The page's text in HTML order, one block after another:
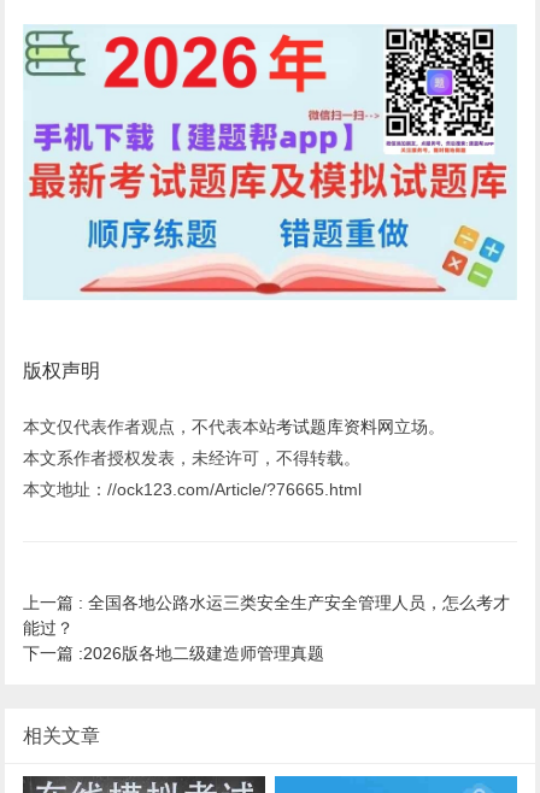
版权声明
本文仅代表作者观点，不代表本站考试题库资料网立场。
本文系作者授权发表，未经许可，不得转载。
本文地址：//ock123.com/Article/?76665.html
上一篇 : 全国各地公路水运三类安全生产安全管理人员，怎么考才
能过？
下一篇 :2026版各地二级建造师管理真题
相关文章